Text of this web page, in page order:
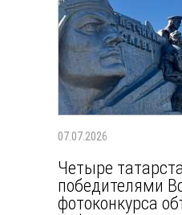
07.07.2026
Четыре
победителями
фотоконкурса